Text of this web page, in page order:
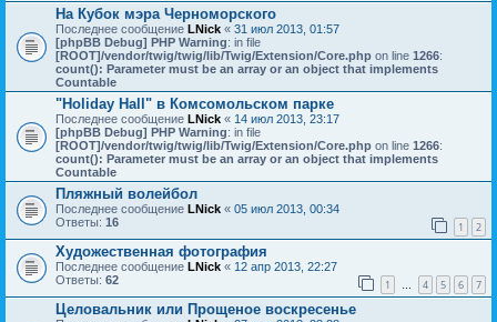
На Кубок мэра Черноморского
Последнее сообщение LNick « 31 июл 2013, 01:57
[phpBB Debug] PHP Warning: in file
[ROOT]/vendor/twig/twig/lib/Twig/Extension/Core.php on line 1266:
count(): Parameter must be an array or an object that implements
Countable
"Holiday Hall" в Комсомольском парке
Последнее сообщение LNick « 14 июл 2013, 23:17
[phpBB Debug] PHP Warning: in file
[ROOT]/vendor/twig/twig/lib/Twig/Extension/Core.php on line 1266:
count(): Parameter must be an array or an object that implements
Countable
Пляжный волейбол
Последнее сообщение LNick « 05 июл 2013, 00:34
Ответы: 16 1 2
Художественная фотография
Последнее сообщение LNick « 12 апр 2013, 22:27
Ответы: 62 1 4 5 6 7
Целовальник или Прощеное воскресенье